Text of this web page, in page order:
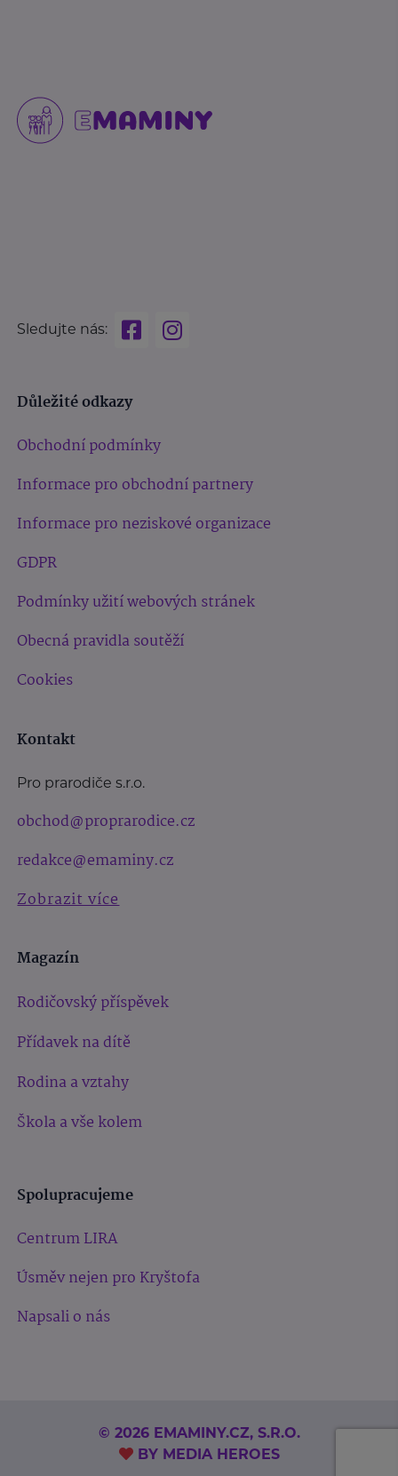
Sledujte nás:
Důležité odkazy
Obchodní podmínky
Informace pro obchodní partnery
Informace pro neziskové organizace
GDPR
Podmínky užití webových stránek
Obecná pravidla soutěží
Cookies
Kontakt
Pro prarodiče s.r.o.
obchod@proprarodice.cz
redakce@emaminy.cz
Zobrazit více
Magazín
Rodičovský příspěvek
Přídavek na dítě
Rodina a vztahy
Škola a vše kolem
Spolupracujeme
Centrum LIRA
Úsměv nejen pro Kryštofa
Napsali o nás
© 2026 EMAMINY.CZ, S.R.O.
BY MEDIA HEROES